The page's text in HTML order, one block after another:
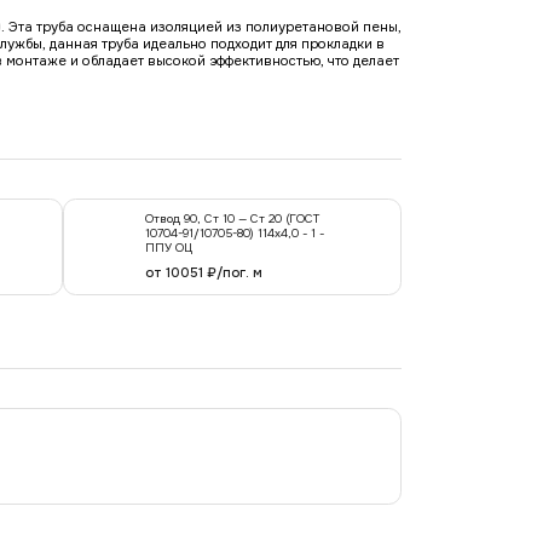
труба оснащена изоляцией из полиуретановой пены,
данная труба идеально подходит для прокладки в
и обладает высокой эффективностью, что делает
Отвод 90, Ст 10 — Ст 20 (ГОСТ
10704-91/10705-80) 114x4,0 - 1 -
ППУ ОЦ
от 10051 ₽/пог. м